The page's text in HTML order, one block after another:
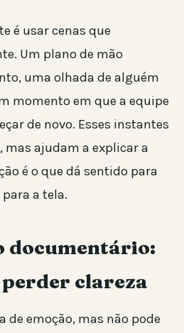
é usar cenas que
Um plano de mão
uma olhada de alguém
momento em que a equipe
de novo. Esses instantes
mas ajudam a explicar a
é o que dá sentido para
a tela.
documentário:
perder clareza
de emoção, mas não pode